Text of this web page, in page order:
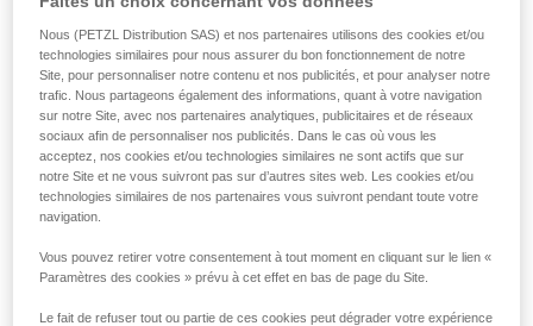
Nous (PETZL Distribution SAS) et nos partenaires utilisons des cookies et/ou
technologies similaires pour nous assurer du bon fonctionnement de notre
Site, pour personnaliser notre contenu et nos publicités, et pour analyser notre
trafic. Nous partageons également des informations, quant à votre navigation
sur notre Site, avec nos partenaires analytiques, publicitaires et de réseaux
sociaux afin de personnaliser nos publicités. Dans le cas où vous les
acceptez, nos cookies et/ou technologies similaires ne sont actifs que sur
notre Site et ne vous suivront pas sur d’autres sites web. Les cookies et/ou
technologies similaires de nos partenaires vous suivront pendant toute votre
navigation.
Vous pouvez retirer votre consentement à tout moment en cliquant sur le lien «
Paramètres des cookies » prévu à cet effet en bas de page du Site.
Le fait de refuser tout ou partie de ces cookies peut dégrader votre expérience